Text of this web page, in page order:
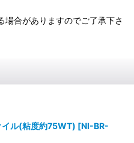
場合がありますのでご了承下さ
イル(粘度約75WT) [NI-BR-